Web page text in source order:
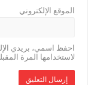
الموقع الإلكتروني
احفظ اسمي، بريدي
لاستخدامها المرة